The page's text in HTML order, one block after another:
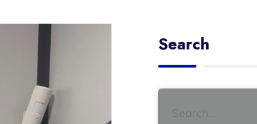
Search